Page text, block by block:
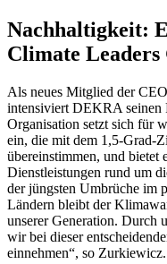
Nachhaltigkeit:
Climate Leaders
Als neues Mitglied der
intensiviert DEKRA seinen
Organisation setzt sich für
ein, die mit dem 1,5-Grad-
übereinstimmen, und bietet
Dienstleistungen rund um
der jüngsten Umbrüche im
Ländern bleibt der
unserer Generation. Durch
wir bei dieser
einnehmen“, so Zurkiewicz.